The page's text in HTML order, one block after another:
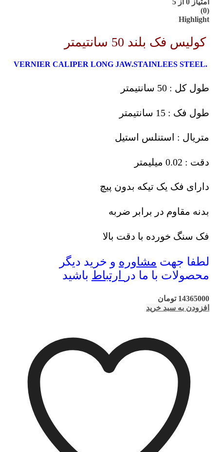
امتیاز 0 از 5
(0)
Highlight
کولیس فک بلند 50 سانتیمتر
.VERNIER CALIPER LONG JAW.STAINLEES STEEL
طول کل : 50 سانتیمتر
طول فک : 15 سانتیمتر
متریال : استنلس استیل
دقت : 0.02 میلیمتر
دارای فک یک تیکه بدون پیچ
بدنه مقاوم در برابر ضربه
فک سنگ خورده با دقت بالا
لطفا جهت مشاوره و خرید دیگر
محصولات با ما در
ارتباط باشید
14365000 تومان
افزودن به سبد خرید